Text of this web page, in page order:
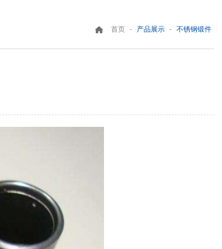
首页 - 产品展示 - 不锈钢锻件